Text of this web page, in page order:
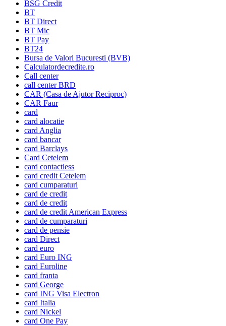
BSG Credit
BT
BT Direct
BT Mic
BT Pay
BT24
Bursa de Valori Bucuresti (BVB)
Calculatordecredite.ro
Call center
call center BRD
CAR (Casa de Ajutor Reciproc)
CAR Faur
card
card alocatie
card Anglia
card bancar
card Barclays
Card Cetelem
card contactless
card credit Cetelem
card cumparaturi
card de credit
card de credit
card de credit American Express
card de cumparaturi
card de pensie
card Direct
card euro
card Euro ING
card Euroline
card franta
card George
card ING Visa Electron
card Italia
card Nickel
card One Pay